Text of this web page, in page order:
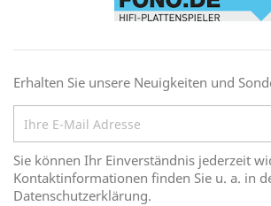
Erhalten Sie unsere Neuigkeiten und
Sie können Ihr Einverständnis jederzeit
Kontaktinformationen finden Sie u. a. in
Datenschutzerklärung.